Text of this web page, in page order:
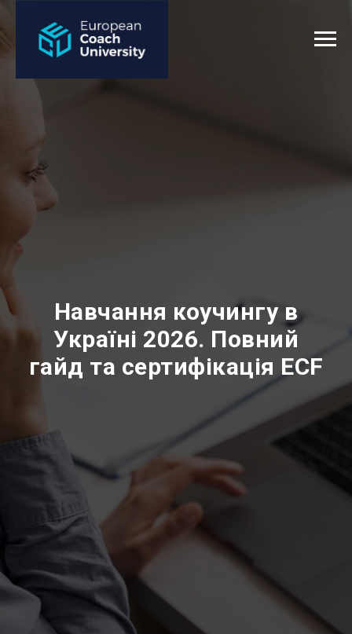
Навчання коучингу в
Україні 2026. Повний
гайд та сертифікація ECF